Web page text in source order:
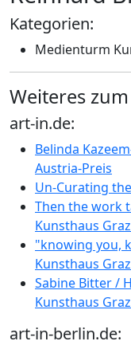
Kategorien:
Medienturm
Weiteres
art-in.de:
Belinda
Austria-Preis
Un-Curating
Then the work
Kunsthaus
"knowing you,
Kunsthaus
Sabine Bitter /
Kunsthaus
art-in-berlin.de: